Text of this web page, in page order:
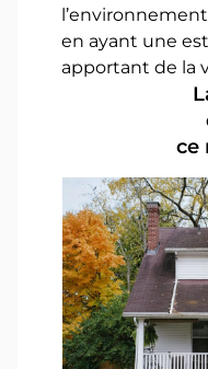
en ayant une
apportant de la
ce